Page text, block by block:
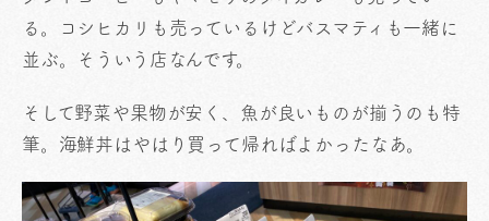
る。コシヒカリも売っているけどバスマティも一緒に
並ぶ。そういう店なんです。
そして野菜や果物が安く、魚が良いものが揃うのも特
筆。海鮮丼はやはり買って帰ればよかったなあ。